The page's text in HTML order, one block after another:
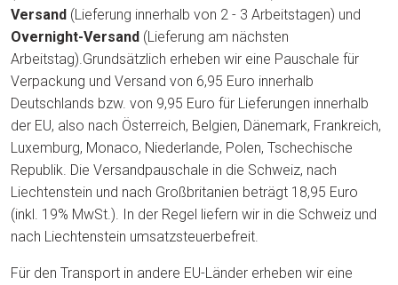
Versand (Lieferung innerhalb von 2 - 3 Arbeitstagen) und
Overnight-Versand (Lieferung am nächsten
Arbeitstag).Grundsätzlich erheben wir eine Pauschale für
Verpackung und Versand von 6,95 Euro innerhalb
Deutschlands bzw. von 9,95 Euro für Lieferungen innerhalb
der EU, also nach Österreich, Belgien, Dänemark, Frankreich,
Luxemburg, Monaco, Niederlande, Polen, Tschechische
Republik. Die Versandpauschale in die Schweiz, nach
Liechtenstein und nach Großbritanien beträgt 18,95 Euro
(inkl. 19% MwSt.). In der Regel liefern wir in die Schweiz und
nach Liechtenstein umsatzsteuerbefreit.
Für den Transport in andere EU-Länder erheben wir eine